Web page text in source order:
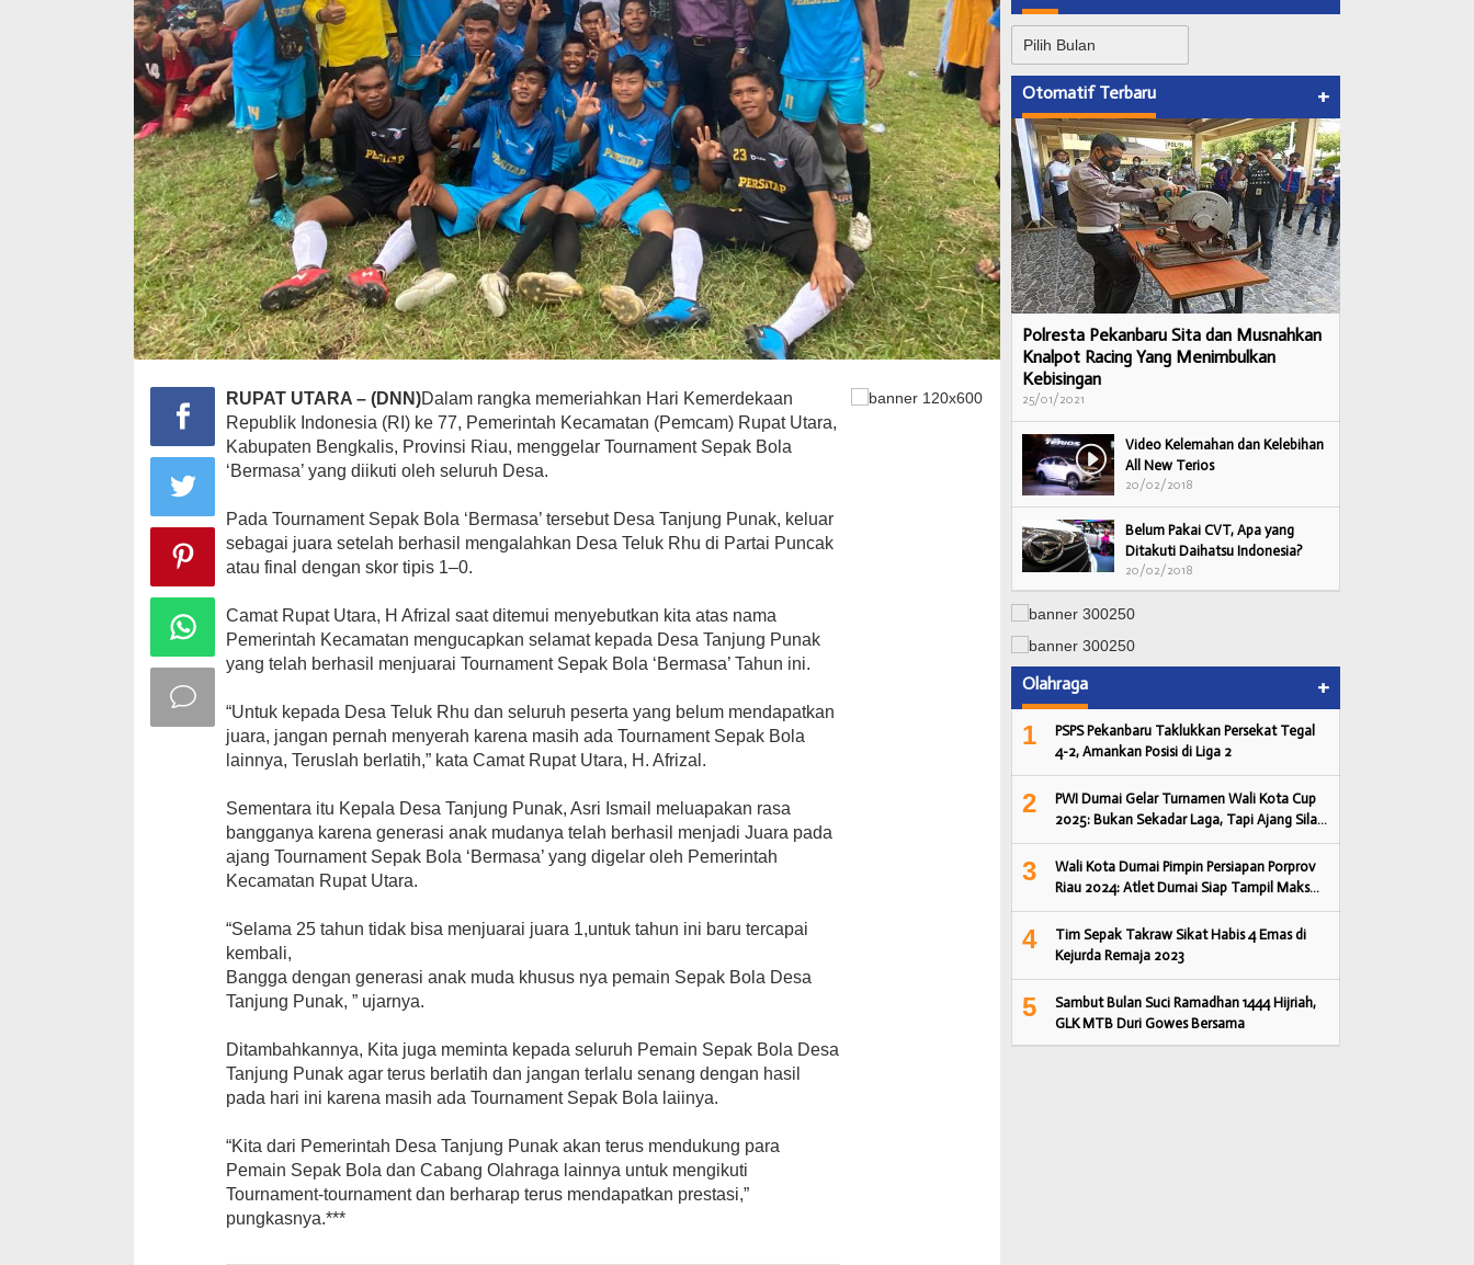
RUPAT UTARA – (DNN)Dalam rangka memeriahkan Hari Kemerdekaan
Republik Indonesia (RI) ke 77, Pemerintah Kecamatan (Pemcam) Rupat Utara,
Kabupaten Bengkalis, Provinsi Riau, menggelar Tournament Sepak Bola
‘Bermasa’ yang diikuti oleh seluruh Desa.
Pada Tournament Sepak Bola ‘Bermasa’ tersebut Desa Tanjung Punak, keluar
sebagai juara setelah berhasil mengalahkan Desa Teluk Rhu di Partai Puncak
atau final dengan skor tipis 1–0.
Camat Rupat Utara, H Afrizal saat ditemui menyebutkan kita atas nama
Pemerintah Kecamatan mengucapkan selamat kepada Desa Tanjung Punak
yang telah berhasil menjuarai Tournament Sepak Bola ‘Bermasa’ Tahun ini.
“Untuk kepada Desa Teluk Rhu dan seluruh peserta yang belum mendapatkan
juara, jangan pernah menyerah karena masih ada Tournament Sepak Bola
lainnya, Teruslah berlatih,” kata Camat Rupat Utara, H. Afrizal.
Sementara itu Kepala Desa Tanjung Punak, Asri Ismail meluapakan rasa
bangganya karena generasi anak mudanya telah berhasil menjadi Juara pada
ajang Tournament Sepak Bola ‘Bermasa’ yang digelar oleh Pemerintah
Kecamatan Rupat Utara.
“Selama 25 tahun tidak bisa menjuarai juara 1,untuk tahun ini baru tercapai
kembali,
Bangga dengan generasi anak muda khusus nya pemain Sepak Bola Desa
Tanjung Punak, ” ujarnya.
Ditambahkannya, Kita juga meminta kepada seluruh Pemain Sepak Bola Desa
Tanjung Punak agar terus berlatih dan jangan terlalu senang dengan hasil
pada hari ini karena masih ada Tournament Sepak Bola laiinya.
“Kita dari Pemerintah Desa Tanjung Punak akan terus mendukung para
Pemain Sepak Bola dan Cabang Olahraga lainnya untuk mengikuti
Tournament-tournament dan berharap terus mendapatkan prestasi,”
pungkasnya.***
Arsip
Otomatif Terbaru +
Polresta Pekanbaru Sita dan Musnahkan
Knalpot Racing Yang Menimbulkan
Kebisingan
25/01/2021
Video Kelemahan dan Kelebihan
All New Terios
20/02/2018
Belum Pakai CVT, Apa yang
Ditakuti Daihatsu Indonesia?
20/02/2018
Olahraga +
1
PSPS Pekanbaru Taklukkan Persekat Tegal
4-2, Amankan Posisi di Liga 2
2
PWI Dumai Gelar Turnamen Wali Kota Cup
2025: Bukan Sekadar Laga, Tapi Ajang Sila…
3
Wali Kota Dumai Pimpin Persiapan Porprov
Riau 2024: Atlet Dumai Siap Tampil Maks…
4
Tim Sepak Takraw Sikat Habis 4 Emas di
Kejurda Remaja 2023
5
Sambut Bulan Suci Ramadhan 1444 Hijriah,
GLK MTB Duri Gowes Bersama